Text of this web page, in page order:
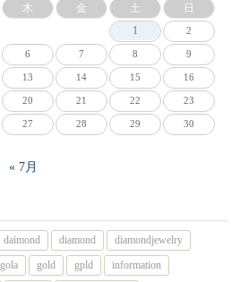
木 金 土
日
1
2
6 7 8 9
13 14 15 16
20 21 22 23
27 28 29 30
« 7月
daimond diamond
diamondjewelry
gola gold gpld
information